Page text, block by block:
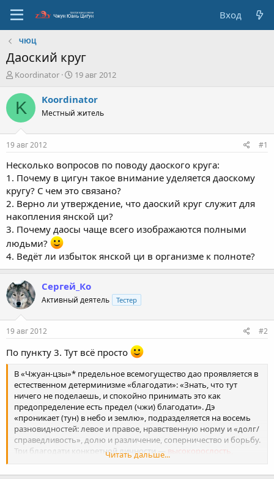
Вход
ЧЮЦ
Даоский круг
А
т
о
р
м
ы
Koordinator
Д
т
с
а
н
и
я
19 авг 2012
K Koordinator
Местный житель
19 авг 2012 #1
Несколько вопросов по поводу даоского круга:
1. Почему в цигун такое внимание уделяется даоскому
кругу? С чем это связано?
2. Верно ли утверждение, что даоский круг служит для
накопления янской ци?
3. Почему даосы чаще всего изображаются полными
людьми?
4. Ведёт ли избыток янской ци в организме к полноте?
Сергей_Ко
Активный деятель Тестер
19 авг 2012 #2
По пункту 3. Тут всё просто
В «Чжуан-цзы»* предельное всемогущество дао проявляется в
естественном детерминизме «благодати»: «Знать, что тут
ничего не поделаешь, и спокойно принимать это как
предопределение есть предел (чжи) благодати». Дэ
«проникает (тун) в небо и землю», подразделяется на восемь
разновидностей: левое и правое, нравственную норму и «долг/
справедливость», долю и различение, соперничество и борьбу.
Три благодати конкретной личности — высокорослость,
, а «предельная благодать сердца» —
бесстрастие.
Читать дальше...